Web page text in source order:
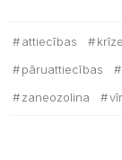
attiecības
pāruattiecības
zaneozolina